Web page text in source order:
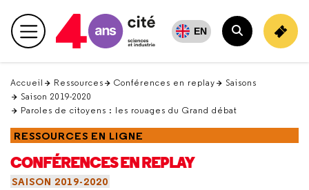
en
haut Menu principal EN
Rechercher
Accueil Ressources Conférences en replay
Saisons
Saison 2019-2020
Paroles de citoyens : les rouages du Grand débat
RESSOURCES EN LIGNE
CONFÉRENCES EN REPLAY
SAISON 2019-2020